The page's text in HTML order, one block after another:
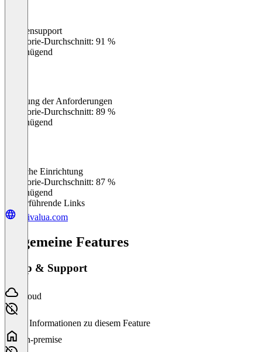
Kundensupport
Kategorie-Durchschnitt: 91 %
Ungenügend
Erfüllung der Anforderungen
Kategorie-Durchschnitt: 89 %
Ungenügend
Einfache Einrichtung
Kategorie-Durchschnitt: 87 %
Ungenügend
Weiterführende Links
de.ivalua.com
Allgemeine Features
Setup & Support
Cloud
Keine Informationen zu diesem Feature
On-premise